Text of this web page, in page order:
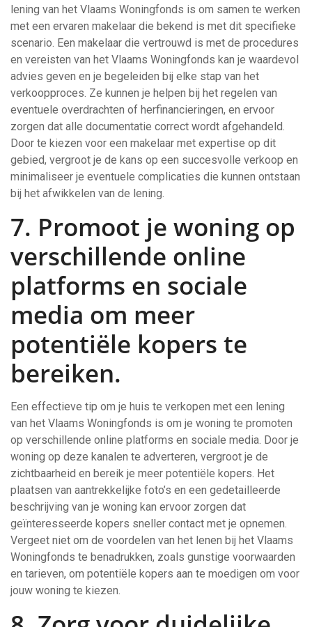
lening van het Vlaams Woningfonds is om samen te werken
met een ervaren makelaar die bekend is met dit specifieke
scenario. Een makelaar die vertrouwd is met de procedures
en vereisten van het Vlaams Woningfonds kan je waardevol
advies geven en je begeleiden bij elke stap van het
verkoopproces. Ze kunnen je helpen bij het regelen van
eventuele overdrachten of herfinancieringen, en ervoor
zorgen dat alle documentatie correct wordt afgehandeld.
Door te kiezen voor een makelaar met expertise op dit
gebied, vergroot je de kans op een succesvolle verkoop en
minimaliseer je eventuele complicaties die kunnen ontstaan
bij het afwikkelen van de lening.
7. Promoot je woning op
verschillende online
platforms en sociale
media om meer
potentiële kopers te
bereiken.
Een effectieve tip om je huis te verkopen met een lening
van het Vlaams Woningfonds is om je woning te promoten
op verschillende online platforms en sociale media. Door je
woning op deze kanalen te adverteren, vergroot je de
zichtbaarheid en bereik je meer potentiële kopers. Het
plaatsen van aantrekkelijke foto’s en een gedetailleerde
beschrijving van je woning kan ervoor zorgen dat
geïnteresseerde kopers sneller contact met je opnemen.
Vergeet niet om de voordelen van het lenen bij het Vlaams
Woningfonds te benadrukken, zoals gunstige voorwaarden
en tarieven, om potentiële kopers aan te moedigen om voor
jouw woning te kiezen.